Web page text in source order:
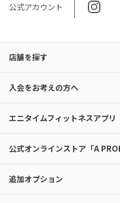
公式アカウント
店舗を探す
入会をお考えの方へ
エニタイムフィットネスアプリ
公式オンラインストア「A
追加オプション